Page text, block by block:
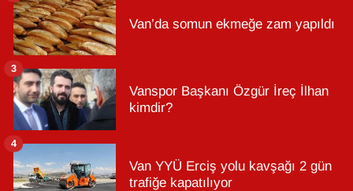
Van’da somun ekmeğe zam yapıldı
Vanspor Başkanı Özgür İreç İlhan
kimdir?
3
Van YYÜ Erciş yolu kavşağı 2 gün
trafiğe kapatılıyor
4